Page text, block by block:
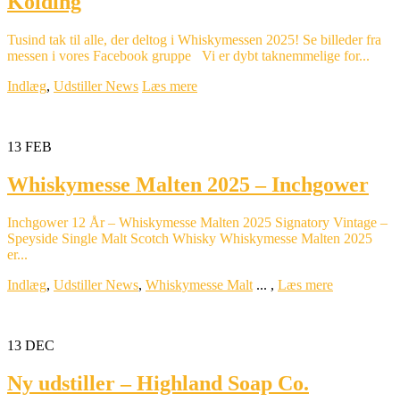
Tusind tak til alle, der deltog i Whiskymessen 2025! Se billeder fra
messen i vores Facebook gruppe Vi er dybt taknemmelige for...
Indlæg, Udstiller News Læs mere
13 FEB
Whiskymesse Malten 2025 – Inchgower
Inchgower 12 År – Whiskymesse Malten 2025 Signatory Vintage –
Speyside Single Malt Scotch Whisky Whiskymesse Malten 2025
er...
Indlæg, Udstiller News, Whiskymesse Malt ... , Læs mere
13 DEC
Ny udstiller – Highland Soap Co.